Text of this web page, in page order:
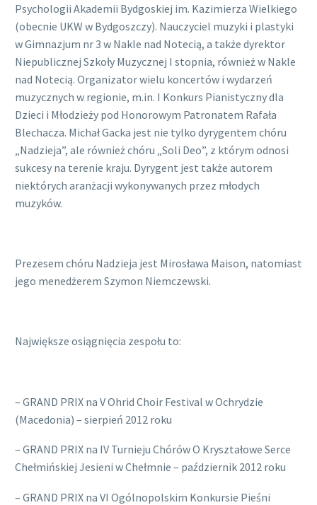
Psychologii Akademii Bydgoskiej im. Kazimierza Wielkiego
(obecnie UKW w Bydgoszczy). Nauczyciel muzyki i plastyki
w Gimnazjum nr 3 w Nakle nad Notecią, a także dyrektor
Niepublicznej Szkoły Muzycznej I stopnia, również w Nakle
nad Notecią. Organizator wielu koncertów i wydarzeń
muzycznych w regionie, m.in. I Konkurs Pianistyczny dla
Dzieci i Młodzieży pod Honorowym Patronatem Rafała
Blechacza. Michał Gacka jest nie tylko dyrygentem chóru
„Nadzieja”, ale również chóru „Soli Deo”, z którym odnosi
sukcesy na terenie kraju. Dyrygent jest także autorem
niektórych aranżacji wykonywanych przez młodych
muzyków.
Prezesem chóru Nadzieja jest Mirosława Maison, natomiast
jego menedżerem Szymon Niemczewski.
Największe osiągnięcia zespołu to:
– GRAND PRIX na V Ohrid Choir Festival w Ochrydzie
(Macedonia) – sierpień 2012 roku
– GRAND PRIX na IV Turnieju Chórów O Kryształowe Serce
Chełmińskiej Jesieni w Chełmnie – październik 2012 roku
– GRAND PRIX na VI Ogólnopolskim Konkursie Pieśni